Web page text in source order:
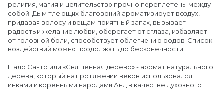
религия, магия и целительство прочно переплетены между
собой. Дым тлеющих благовоний ароматизирует воздух,
придавая волосу и вещам приятный запах, вызывает
радость и желание любви, оберегает от сглаза, избавляет
от головной боли, способствует облегчению родов. Список
воздействий можно продолжать до бесконечности.
Пало Санто или «Священная дерево» - аромат натурального
дерева, который на протяжении веков использовался
инками и коренными народами Анд в качестве духовного